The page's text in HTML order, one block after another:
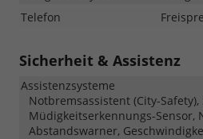
Telefon
Sicherheit & Assistenz
Assistenzsysteme
Notbremsassistent (City-
Müdigkeitserkennungs-Sensor,
Abstandswarner,